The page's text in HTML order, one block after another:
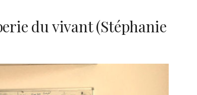
du vivant (Stéphanie